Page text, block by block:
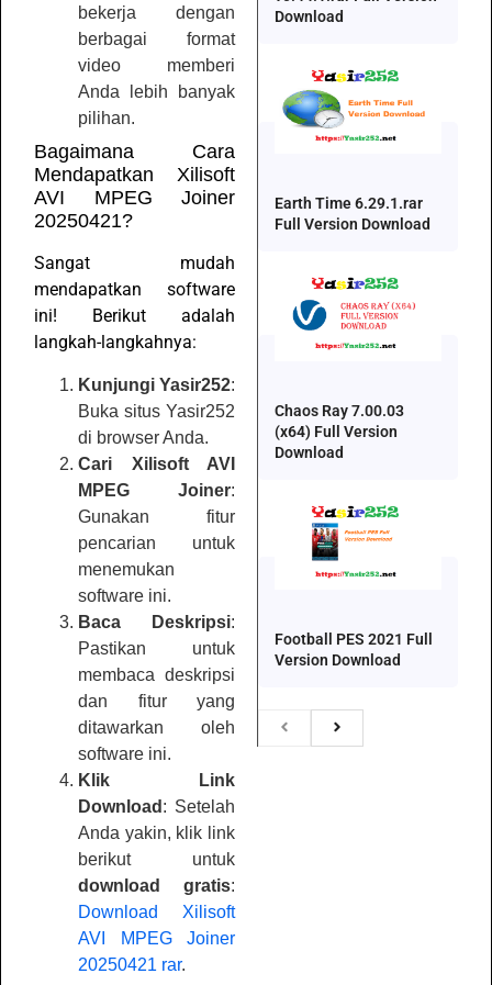
bekerja dengan
berbagai format
video memberi
Anda lebih banyak
pilihan.
Bagaimana Cara
Mendapatkan Xilisoft
AVI MPEG Joiner
20250421?
Sangat mudah
mendapatkan software
ini! Berikut adalah
langkah-langkahnya:
Kunjungi Yasir252:
Buka situs Yasir252
di browser Anda.
Cari Xilisoft AVI
MPEG Joiner:
Gunakan fitur
pencarian untuk
menemukan
software ini.
Baca Deskripsi:
Pastikan untuk
membaca deskripsi
dan fitur yang
ditawarkan oleh
software ini.
Klik Link
Download : Setelah
Anda yakin, klik link
berikut untuk
download gratis:
Download Xilisoft
AVI MPEG Joiner
20250421 rar.
Download
Earth Time 6.29.1.rar
Full Version Download
Chaos Ray 7.00.03
(x64) Full Version
Download
Football PES 2021 Full
Version Download